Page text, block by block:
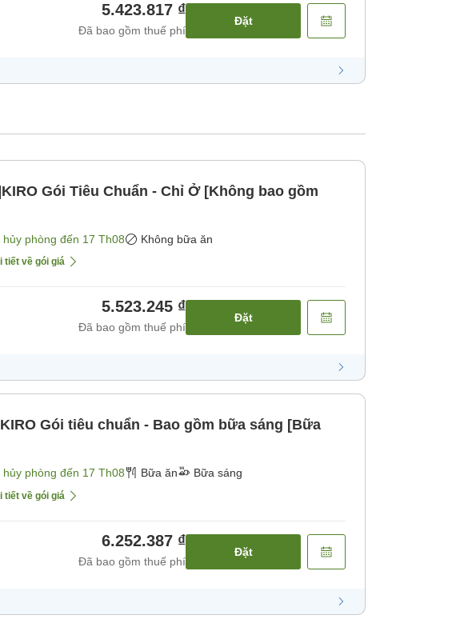
5.423.817 ₫
Đã bao gồm thuế phí
Đặt
Gói Tiêu Chuẩn - Chỉ Ở [Không bao gồm
hủy phòng đến 17 Th08 Không bữa ăn
tiết về gói giá
5.523.245 ₫
Đã bao gồm thuế phí
Đặt
Gói tiêu chuẩn - Bao gồm bữa sáng [Bữa
hủy phòng đến 17 Th08 Bữa ăn Bữa sáng
tiết về gói giá
6.252.387 ₫
Đã bao gồm thuế phí
Đặt